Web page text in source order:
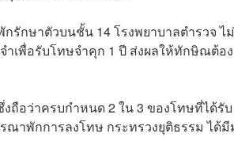
รักษาตัวบนชั้น 14 โรงพยาบาลตำรวจ ไ
ำเพื่อรับโทษจำคุก 1 ปี ส่งผลให้ทักษิณต้อ
ถือว่าครบกำหนด 2 ใน 3 ของโทษที่ได้รับ
าพักการลงโทษ กระทรวงยุติธรรม ได้